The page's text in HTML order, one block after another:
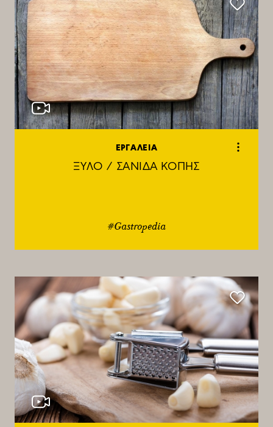
ΕΡΓΑΛΕΙΑ
ΞΥΛΟ / ΣΑΝΙΔΑ ΚΟΠΗΣ
#Gastropedia